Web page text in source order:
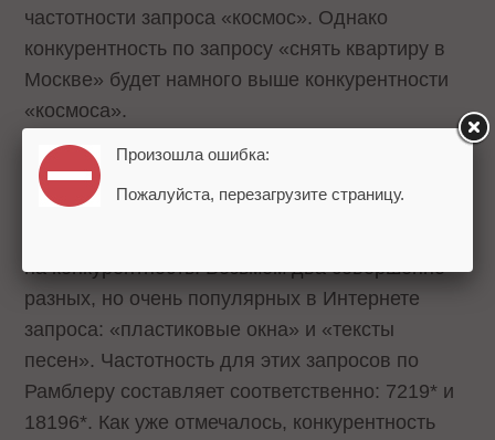
частотности запроса «космос». Однако
конкурентность по запросу «снять квартиру в
Москве» будет намного выше конкурентности
«космоса».
3. Фактор влияния тематики запроса
на конкурентность. Возьмем два совершенно
разных, но очень популярных в Интернете
запроса: «пластиковые окна» и «тексты
песен». Частотность для этих запросов по
Рамблеру составляет соответственно: 7219* и
18196*. Как уже отмечалось, конкурентность
Произошла ошибка:
Пожалуйста, перезагрузите страницу.